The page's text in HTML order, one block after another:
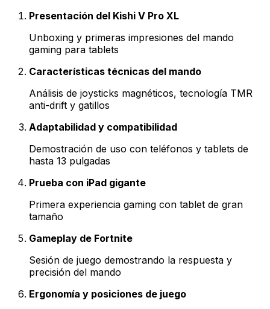
Presentación del Kishi V Pro XL
Unboxing y primeras impresiones del mando
gaming para tablets
Características técnicas del mando
Análisis de joysticks magnéticos, tecnología TMR
anti-drift y gatillos
Adaptabilidad y compatibilidad
Demostración de uso con teléfonos y tablets de
hasta 13 pulgadas
Prueba con iPad gigante
Primera experiencia gaming con tablet de gran
tamaño
Gameplay de Fortnite
Sesión de juego demostrando la respuesta y
precisión del mando
Ergonomía y posiciones de juego